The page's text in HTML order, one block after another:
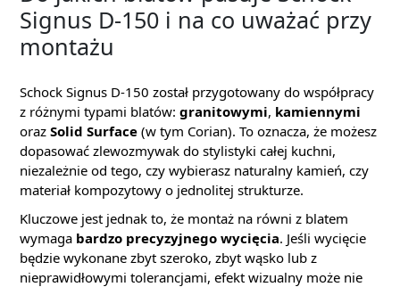
Signus D-150 i na co uważać przy
montażu
Schock Signus D-150 został przygotowany do współpracy
z różnymi typami blatów: granitowymi, kamiennymi
oraz Solid Surface (w tym Corian). To oznacza, że możesz
dopasować zlewozmywak do stylistyki całej kuchni,
niezależnie od tego, czy wybierasz naturalny kamień, czy
materiał kompozytowy o jednolitej strukturze.
Kluczowe jest jednak to, że montaż na równi z blatem
wymaga bardzo precyzyjnego wycięcia. Jeśli wycięcie
będzie wykonane zbyt szeroko, zbyt wąsko lub z
nieprawidłowymi tolerancjami, efekt wizualny może nie